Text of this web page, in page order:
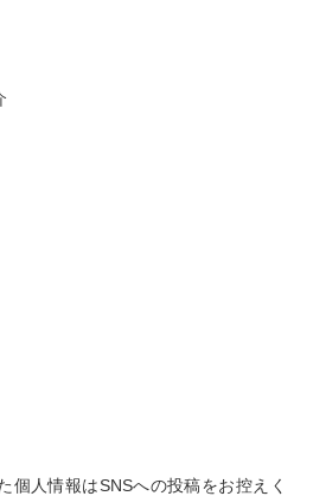
個人情報はSNSへの投稿をお控えく